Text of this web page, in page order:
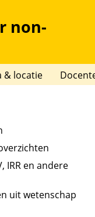
non-
& locatie
IRR en andere
uit wetenschap